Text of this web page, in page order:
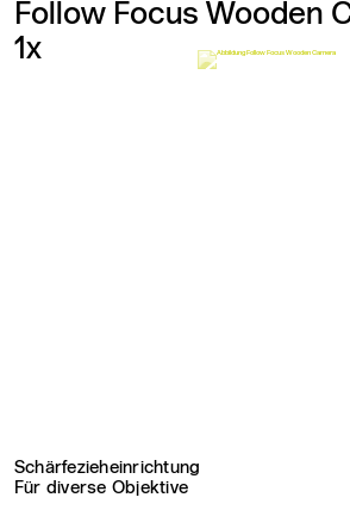
Follow Focus Wooden
1x
Schärfezieheinrichtung
Für diverse Objektive